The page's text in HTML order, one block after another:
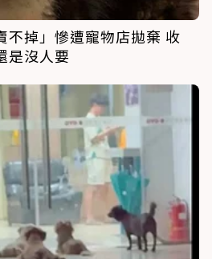
不掉」慘遭寵物店拋棄 收
是沒人要